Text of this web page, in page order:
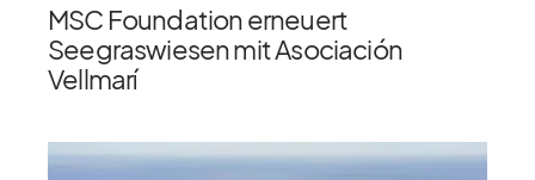
MSC Foundation erneuert
Seegraswiesen mit Asociación
Vellmarí